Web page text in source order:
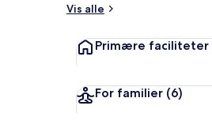
Vis alle
Primære faciliteter
For familier (6)